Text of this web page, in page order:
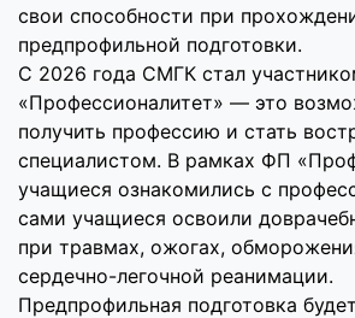
свои способности при
предпрофильной подготовки.
С 2026 года СМГК стал
«Профессионалитет» — это
получить профессию и стать
специалистом. В рамках ФП
учащиеся ознакомились с
сами учащиеся освоили
при травмах, ожогах,
сердечно-легочной реанимации.
Предпрофильная подготовка